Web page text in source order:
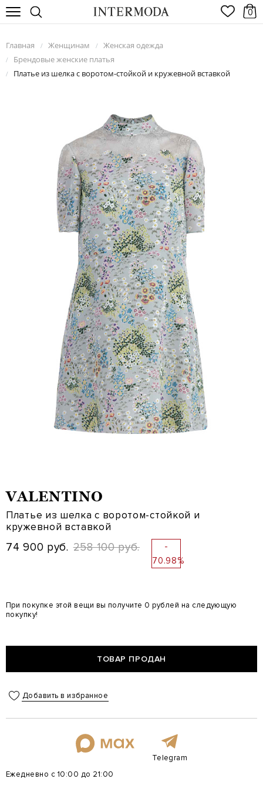
0
Главная / Женщинам / Женская одежда
/ Брендовые женские платья
/ Платье из шелка с воротом-стойкой и кружевной вставкой
VALENTINO
Платье из шелка с воротом-стойкой и
кружевной вставкой
74 900 руб. 258 100 руб.
-
70.98%
При покупке этой вещи вы получите 0 рублей на следующую
покупку!
ТОВАР ПРОДАН
Добавить в избранное
Telegram
Ежедневно с 10:00 до 21:00